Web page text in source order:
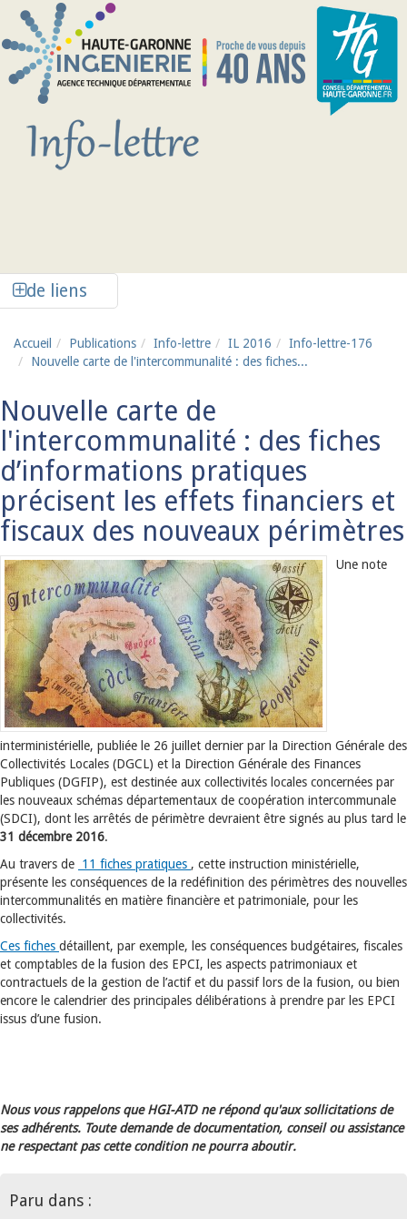
Aller au contenu principal
de liens
Accueil Publications Info-lettre IL 2016
Info-lettre-176
Nouvelle carte de l'intercommunalité : des fiches...
Nouvelle carte de
l'intercommunalité : des fiches
d’informations pratiques
précisent les effets financiers et
fiscaux des nouveaux périmètres
Une note
interministérielle, publiée le 26 juillet dernier par la Direction Générale des
Collectivités Locales (DGCL) et la Direction Générale des Finances
Publiques (DGFIP), est destinée aux collectivités locales concernées par
les nouveaux schémas départementaux de coopération intercommunale
(SDCI), dont les arrêtés de périmètre devraient être signés au plus tard le
31 décembre 2016.
Au travers de 11 fiches pratiques , cette instruction ministérielle,
présente les conséquences de la redéfinition des périmètres des nouvelles
intercommunalités en matière financière et patrimoniale, pour les
collectivités.
Ces fiches détaillent, par exemple, les conséquences budgétaires, fiscales
et comptables de la fusion des EPCI, les aspects patrimoniaux et
contractuels de la gestion de l’actif et du passif lors de la fusion, ou bien
encore le calendrier des principales délibérations à prendre par les EPCI
issus d’une fusion.
Nous vous rappelons que HGI-ATD ne répond qu'aux sollicitations de
ses adhérents. Toute demande de documentation, conseil ou assistance
ne respectant pas cette condition ne pourra aboutir.
Paru dans :